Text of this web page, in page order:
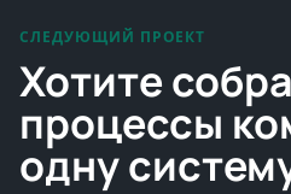
СЛЕДУЮЩИЙ ПРОЕКТ
Хотите
процессы
одну